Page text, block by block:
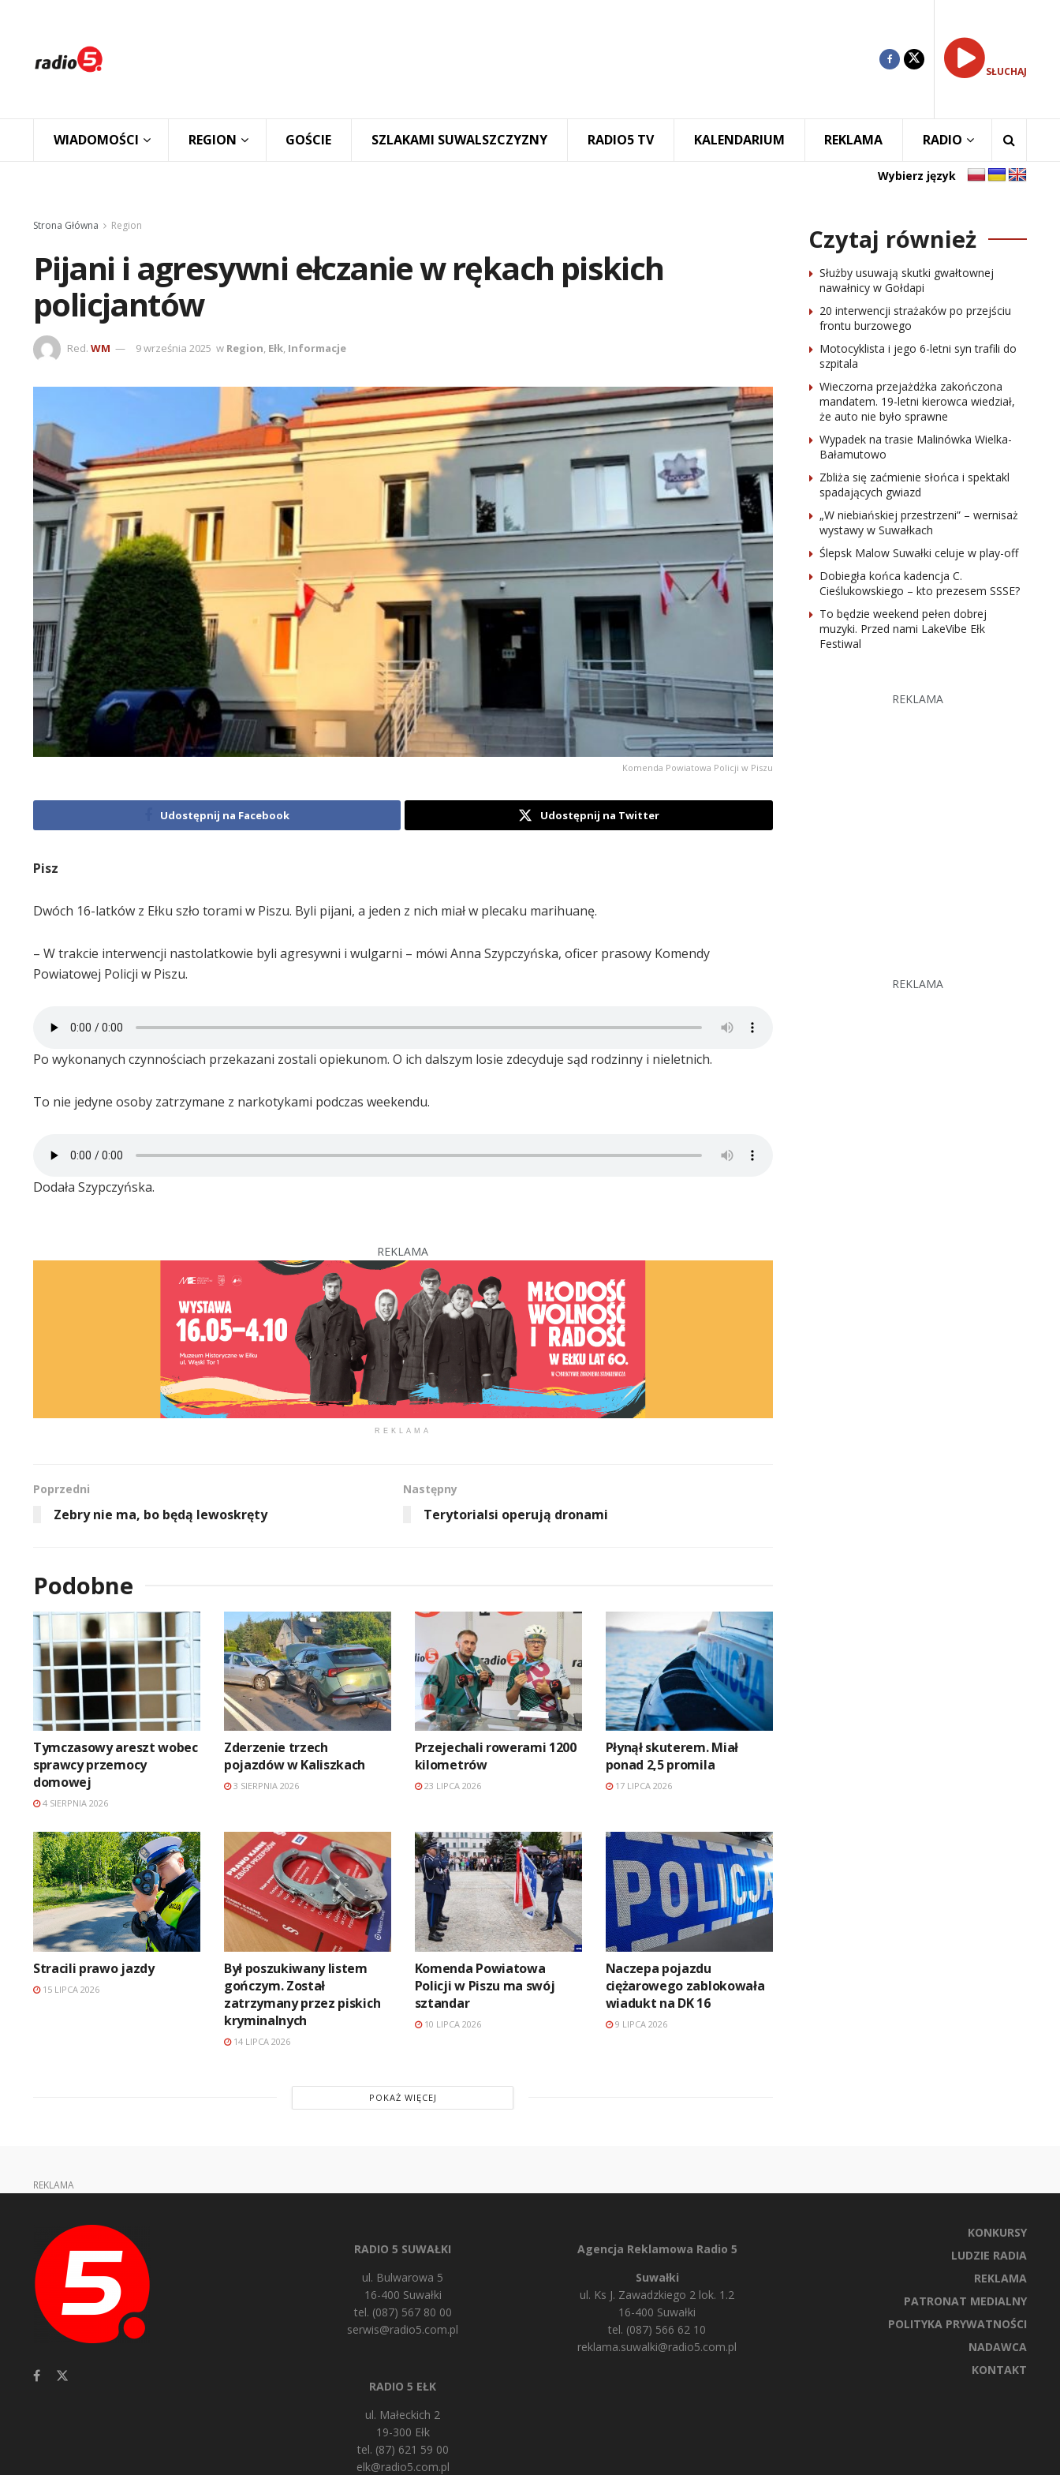
SŁUCHAJ
WIADOMOŚCI REGION GOŚCIE SZLAKAMI SUWALSZCZYZNY RADIO5 TV KALENDARIUM REKLAMA RADIO
Wybierz język
Strona Główna Region
Pijani i agresywni ełczanie w rękach piskich
policjantów
Red. WM 9 września 2025 w Region, Ełk, Informacje
Komenda Powiatowa Policji w Piszu
Udostępnij na Facebook Udostępnij na Twitter
Pisz
Dwóch 16-latków z Ełku szło torami w Piszu. Byli pijani, a jeden z nich miał w plecaku marihuanę.
– W trakcie interwencji nastolatkowie byli agresywni i wulgarni – mówi Anna Szypczyńska, oficer prasowy Komendy
Powiatowej Policji w Piszu.
Po wykonanych czynnościach przekazani zostali opiekunom. O ich dalszym losie zdecyduje sąd rodzinny i nieletnich.
To nie jedyne osoby zatrzymane z narkotykami podczas weekendu.
Dodała Szypczyńska.
REKLAMA
REKLAMA
Poprzedni
Zebry nie ma, bo będą lewoskręty
Następny
Terytorialsi operują dronami
Podobne
Tymczasowy areszt wobec
sprawcy przemocy
domowej
4 SIERPNIA 2026
Zderzenie trzech
pojazdów w Kaliszkach
3 SIERPNIA 2026
Przejechali rowerami 1200
kilometrów
23 LIPCA 2026
Płynął skuterem. Miał
ponad 2,5 promila
17 LIPCA 2026
Stracili prawo jazdy
15 LIPCA 2026
Był poszukiwany listem
gończym. Został
zatrzymany przez piskich
kryminalnych
14 LIPCA 2026
Komenda Powiatowa
Policji w Piszu ma swój
sztandar
10 LIPCA 2026
Naczepa pojazdu
ciężarowego zablokowała
wiadukt na DK 16
9 LIPCA 2026
POKAŻ WIĘCEJ
Czytaj również
Służby usuwają skutki gwałtownej
nawałnicy w Gołdapi
20 interwencji strażaków po przejściu
frontu burzowego
Motocyklista i jego 6-letni syn trafili do
szpitala
Wieczorna przejażdżka zakończona
mandatem. 19-letni kierowca wiedział,
że auto nie było sprawne
Wypadek na trasie Malinówka Wielka-
Bałamutowo
Zbliża się zaćmienie słońca i spektakl
spadających gwiazd
„W niebiańskiej przestrzeni” – wernisaż
wystawy w Suwałkach
Ślepsk Malow Suwałki celuje w play-off
Dobiegła końca kadencja C.
Cieślukowskiego – kto prezesem SSSE?
To będzie weekend pełen dobrej
muzyki. Przed nami LakeVibe Ełk
Festiwal
REKLAMA
REKLAMA
REKLAMA
RADIO 5 SUWAŁKI
ul. Bulwarowa 5
16-400 Suwałki
tel. (087) 567 80 00
serwis@radio5.com.pl
RADIO 5 EŁK
ul. Małeckich 2
19-300 Ełk
tel. (87) 621 59 00
elk@radio5.com.pl
Agencja Reklamowa Radio 5
Suwałki
ul. Ks J. Zawadzkiego 2 lok. 1.2
16-400 Suwałki
tel. (087) 566 62 10
reklama.suwalki@radio5.com.pl
KONKURSY
LUDZIE RADIA
REKLAMA
PATRONAT MEDIALNY
POLITYKA PRYWATNOŚCI
NADAWCA
KONTAKT